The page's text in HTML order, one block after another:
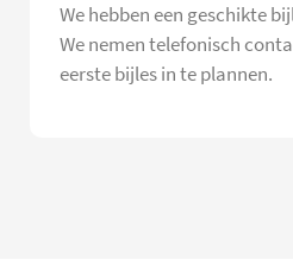
We hebben een geschikte
We nemen telefonisch
eerste bijles in te plannen.